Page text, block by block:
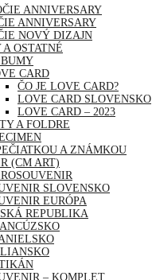
THAJSKO
TURECKO
A VÝROČIA
ČAS | ZÁBAVA A RELAX
ANNIVERSARY
ANNIVERSARY
NOVÝ DIZAJN
OSTATNÉ
CARD
ČO JE LOVE CARD?
LOVE CARD SLOVENSKO
LOVE CARD – 2023
A FOLDRE
A ZNÁMKOU
(CM ART)
SLOVENSKO
EURÓPA
REPUBLIKA
– KOMPLET